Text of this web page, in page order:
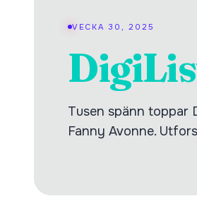
VECKA 30, 2025
Tusen spänn toppar
Fanny Avonne.